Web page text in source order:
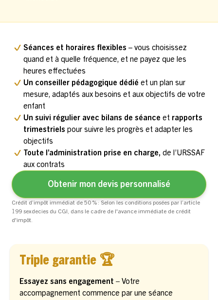
Séances et horaires flexibles – vous choisissez
quand et à quelle fréquence, et ne payez que les
heures effectuées
Un conseiller pédagogique dédié et un plan sur
mesure, adaptés aux besoins et aux objectifs de votre
enfant
Un suivi régulier avec bilans de séance et rapports
trimestriels pour suivre les progrès et adapter les
objectifs
Toute l’administration prise en charge, de l’URSSAF
aux contrats
Obtenir mon devis personnalisé
Crédit d’impôt immédiat de 50 % : Selon les conditions posées par l’article
199 sexdecies du CGI, dans le cadre de l'avance immédiate de crédit
d'impôt.
Triple garantie 🏆
Essayez sans engagement – Votre
accompagnement commence par une séance